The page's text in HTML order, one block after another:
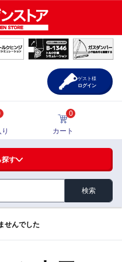
・周辺機器
探す
検索
0
カート
ゲスト様
ログイン
せんでした